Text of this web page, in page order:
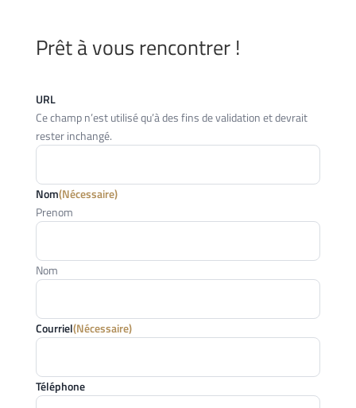
Prêt à vous rencontrer !
URL
Ce champ n’est utilisé qu’à des fins de validation et devrait
rester inchangé.
Nom(Nécessaire)
Prenom
Nom
Courriel(Nécessaire)
Téléphone